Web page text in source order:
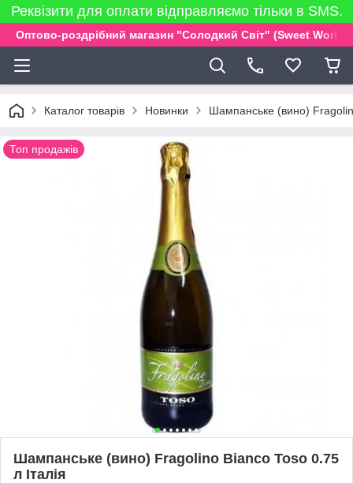
Реквізити для оплати відправляємо тільки в SMS.
Оптово-роздрібний магазин "Солодкий Світ" (Sweet World)
Каталог товарів Новинки Шампанське (вино)
Топ продажів
Шампанське (вино) Fragolino Bianco Toso 0.75
л Італія